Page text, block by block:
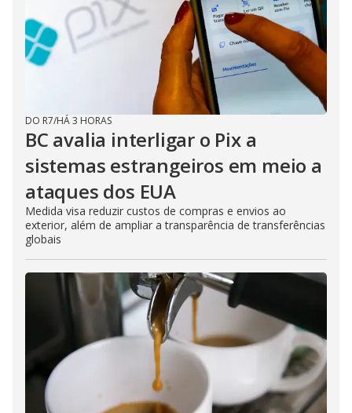
DO R7/HÁ 3 HORAS
BC avalia interligar o Pix a
sistemas estrangeiros em meio a
ataques dos EUA
Medida visa reduzir custos de compras e envios ao
exterior, além de ampliar a transparência de transferências
globais